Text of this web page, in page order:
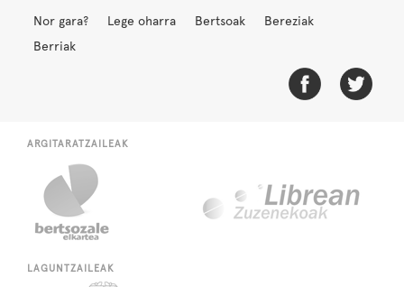
Nor gara? Lege oharra Bertsoak
Bereziak
Berriak
ARGITARATZAILEAK
LAGUNTZAILEAK